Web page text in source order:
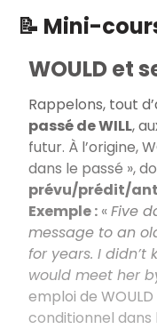
📝 Mini-
WOULD et
Rappelons, tout
passé de WILL,
futur. À l’origine,
dans le passé »,
prévu/prédit/
Exemple : «Five
message to an
for years. I didn’t
would meet her
emploi de
conditionnel